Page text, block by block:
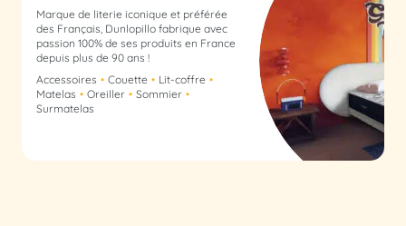
Marque de literie iconique et préférée
des Français, Dunlopillo fabrique avec
passion 100% de ses produits en France
depuis plus de 90 ans !
Accessoires
Couette
Lit-coffre
Matelas
Oreiller
Sommier
Surmatelas